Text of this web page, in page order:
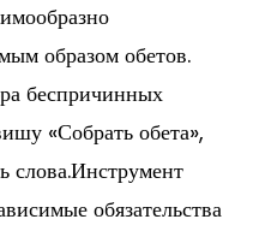
образом обетов.
беспричинных
«Собрать обета»,
слова.Инструмент
обязательства